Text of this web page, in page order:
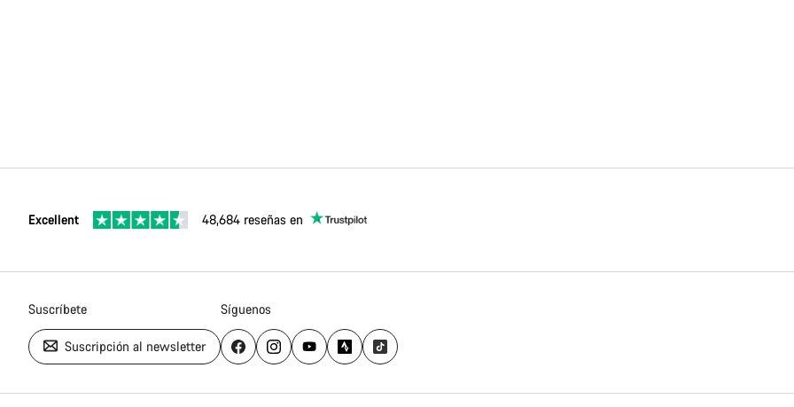
Excellent 48,684 reseñas en
Suscríbete
Suscripción al newsletter
Síguenos